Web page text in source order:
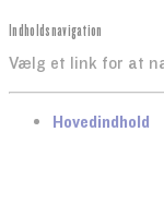
Indholdsnavigation
Vælg et link for at
gå til
Hovedindhold